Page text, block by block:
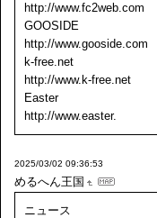
http://www.fc2web.com
GOOSIDE
http://www.gooside.com
k-free.net
http://www.k-free.net
Easter
http://www.easter.
2025/03/02 09:36:53
めるへん王国
ニュース